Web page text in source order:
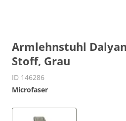
Armlehnstuhl
Stoff, Grau
ID 146286
Microfaser